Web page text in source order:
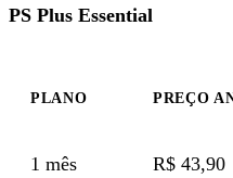
PS Plus Essential
PLANO PREÇO
1 mês R$ 43,90